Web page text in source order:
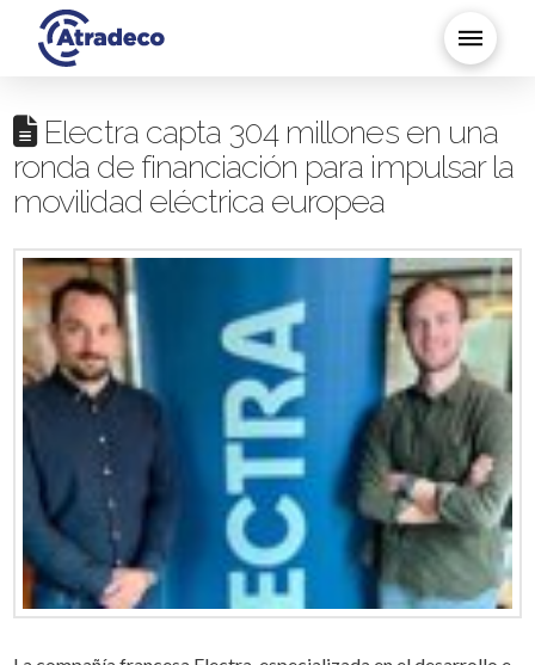
Electra capta 304 millones en una
ronda de financiación para impulsar la
movilidad eléctrica europea